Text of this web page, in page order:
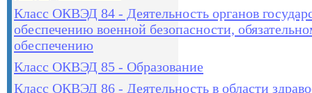
Класс ОКВЭД 84 - Деятельность органов
обеспечению военной безопасности,
обеспечению
Класс ОКВЭД 85 - Образование
Класс ОКВЭД 86 - Деятельность в области